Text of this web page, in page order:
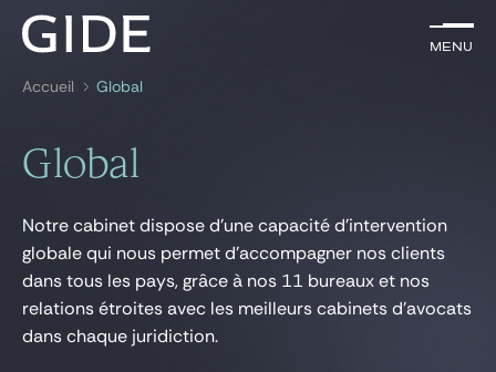
Menu
Rechercher par
Menu
Expertises
Global
News & insights
Accueil Global
Global
Notre cabinet dispose d’une capacité d’intervention
globale qui nous permet d’accompagner nos clients
dans tous les pays, grâce à nos 11 bureaux et nos
relations étroites avec les meilleurs cabinets d’avocats
dans chaque juridiction.